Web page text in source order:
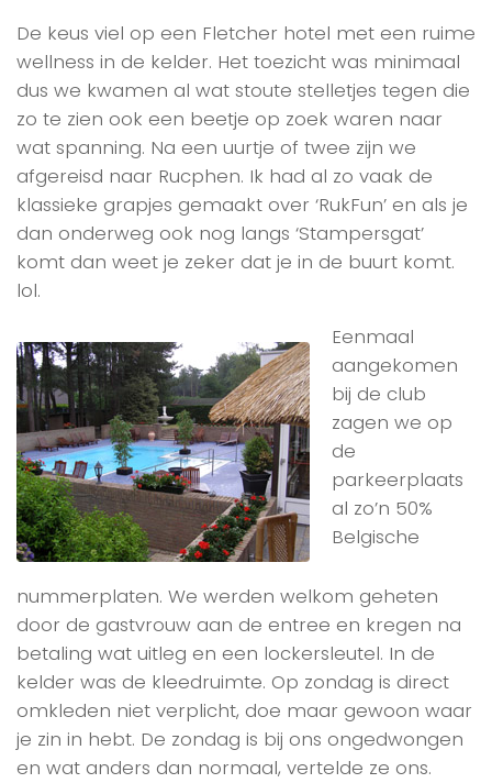
De keus viel op een Fletcher hotel met een ruime
wellness in de kelder. Het toezicht was minimaal
dus we kwamen al wat stoute stelletjes tegen die
zo te zien ook een beetje op zoek waren naar
wat spanning. Na een uurtje of twee zijn we
afgereisd naar Rucphen. Ik had al zo vaak de
klassieke grapjes gemaakt over ‘RukFun’ en als je
dan onderweg ook nog langs ‘Stampersgat’
komt dan weet je zeker dat je in de buurt komt.
lol.
Eenmaal
aangekomen
bij de club
zagen we op
de
parkeerplaats
al zo’n 50%
Belgische
nummerplaten. We werden welkom geheten
door de gastvrouw aan de entree en kregen na
betaling wat uitleg en een lockersleutel. In de
kelder was de kleedruimte. Op zondag is direct
omkleden niet verplicht, doe maar gewoon waar
je zin in hebt. De zondag is bij ons ongedwongen
en wat anders dan normaal, vertelde ze ons.